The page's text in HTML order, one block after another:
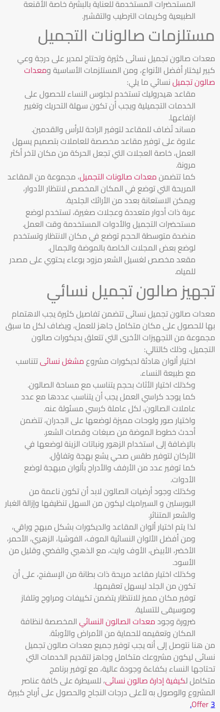
المستحضرات المستخدمة للعناية بالبشرة خاصة الأقنعة
الطبيعية وكريمات الترطيب والتقشير.
مستلزمات صالونات التجميل
معدات صالون تجميل نسائى كثيرة وتحتاج لمدير على درجة وعي
كبير ليختار أفضل الأنواع، ومن المستلزمات الأساسية ومعدات
صالون تجميلنسائي ما يلي:
مقاعد هيدروليك تستخدم لجلوس النساء للحصول على
الخدمات التجميلية ويجب أن تكون سهلة التحريك وتغيير
ارتفاعها.
مساند تُضاف للمقاعد لتوفير الراحة للرأس والقدمين.
علاوة على توفير مقاعد مخصصة للعاملات بتصميم يسهل
العمل، خاصة العجلات التي تجعل الحركة من مكان لآخر أكثر
مرونة.
كما تتضمنمعدات صالونات التجميل، مجموعة من المقاعد
المريحة التي توضع في المكان المخصص لانتظار الأدوار،
ويمكن الاستعانة بعدد من الأرائك الجلدية.
عربة ذات أدوار متعددة وعجلات صغيرة، تستخدم لوضع
مستحضرات التجميل والأدوات المستخدمة وقت العمل.
منضدة متوسطة الحجم توضع في مكان الانتظار وتستخدم
لوضع بعض المجلات الخاصة بالموضة والجمال.
مقعد مخصص لغسيل الشعر مزود بوعاء يحتوي على مصدر
للمياه.
تجهيز صالون تجميل نسائي
معدات صالون تجميل نسائى تتضمن تفاصيل كثيرة يجب الاهتمام
بها للحصول على مكان متكامل جاهز للعمل، ويضاف لكل ما سبق
مجموعة من التجهيزات الأخرى التي تتعلق بديكورات صالون
التجميل، وذلك كالتالي:
اختيار ألوان هادئة لديكورات مشروعمشغل نسائىتتناسب
مع طبيعة النساء.
وكذلك اختيار الأثاث بحجم يتناسب مع مساحة الصالون.
كما يوجد كراسي العمل يجب أن يتناسب عددها مع عدد
عاملات الصالون، لكل عاملة كرسي مسئولة عنه.
واختيار صور ولوحات مميزة لوضعها على الجدران، تتضمن
أحدث خطوط الموضة من صبغات وقصات الشعر.
بالإضافة إلى استخدام الزهور ونباتات الزينة لوضعها في
الأركان لتوفير طقس صحي يشع بهجة وتفاؤل.
كما توفير عدد من الأرفف والأدراج بألوان مبهجة لوضع
الأدوات.
وكذلك وجود أرضيات الصالون لابد أن تكون ناعمة من
البورسلين و السيراميك ليكون من السهل تنظيفها وإزالة الغبار
والشعر المتناثر.
لذا يتم اختيار ألوان المقاعد والديكورات بشكل مبهج وراقي،
ومن أفضل الألوان النسائية الموف، الفوشيا، الزهري، الأحمر،
الأخضر، الأبيض، الأوف وايت، مع الذهبي والفضي وقليل من
الأسود.
وكذلك اختيار مقاعد مريحة ذات بطانة من الإسفنج، على أن
تكون من الجلد ليسهل تعقيمها.
توفير مكان مميز للانتظار يتضمن تكييفات ومراوح وتلفاز
وموسيقى للتسلية.
ضرورة وجودمعدات الصالون النسائيالمخصصة لنظافة
المكان وتعقيمه للحماية من الأمراض والأوبئة.
من هنا نتوصل إلى أنه يجب توفير جميع معدات صالون تجميل
نسائى ليكون مشروعك متكامل وجاهز لتقديم الخدمات التي
تحتاجها النساء بكفاءة وجودة عالية، مع توفير برنامج
متكامل لكيفية إدارة صالون نسائى، للسيطرة على كافة عناصر
المشروع والوصول به لأعلى درجات النجاح والحصول على أرباح كبيرة
Offer3.